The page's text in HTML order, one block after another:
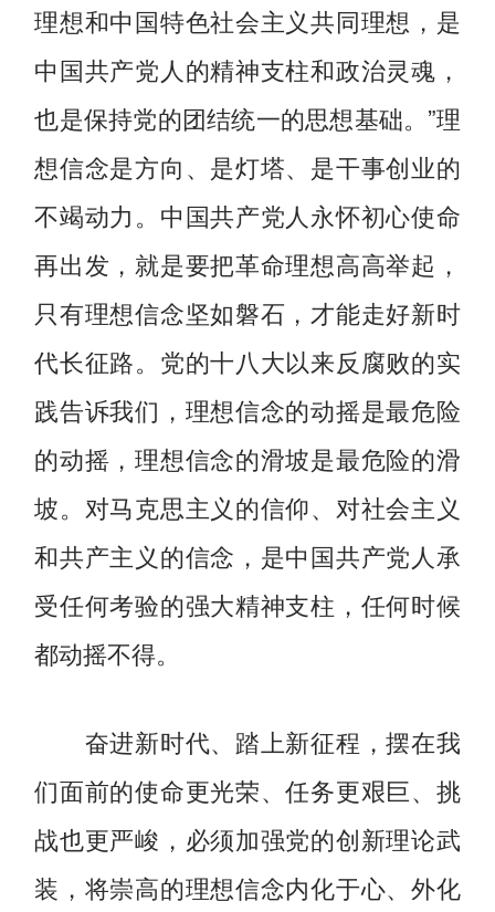
理想和中国特色社会主义共同理想，是
中国共产党人的精神支柱和政治灵魂，
也是保持党的团结统一的思想基础。”理
想信念是方向、是灯塔、是干事创业的
不竭动力。中国共产党人永怀初心使命
再出发，就是要把革命理想高高举起，
只有理想信念坚如磐石，才能走好新时
代长征路。党的十八大以来反腐败的实
践告诉我们，理想信念的动摇是最危险
的动摇，理想信念的滑坡是最危险的滑
坡。对马克思主义的信仰、对社会主义
和共产主义的信念，是中国共产党人承
受任何考验的强大精神支柱，任何时候
都动摇不得。
奋进新时代、踏上新征程，摆在我
们面前的使命更光荣、任务更艰巨、挑
战也更严峻，必须加强党的创新理论武
装，将崇高的理想信念内化于心、外化